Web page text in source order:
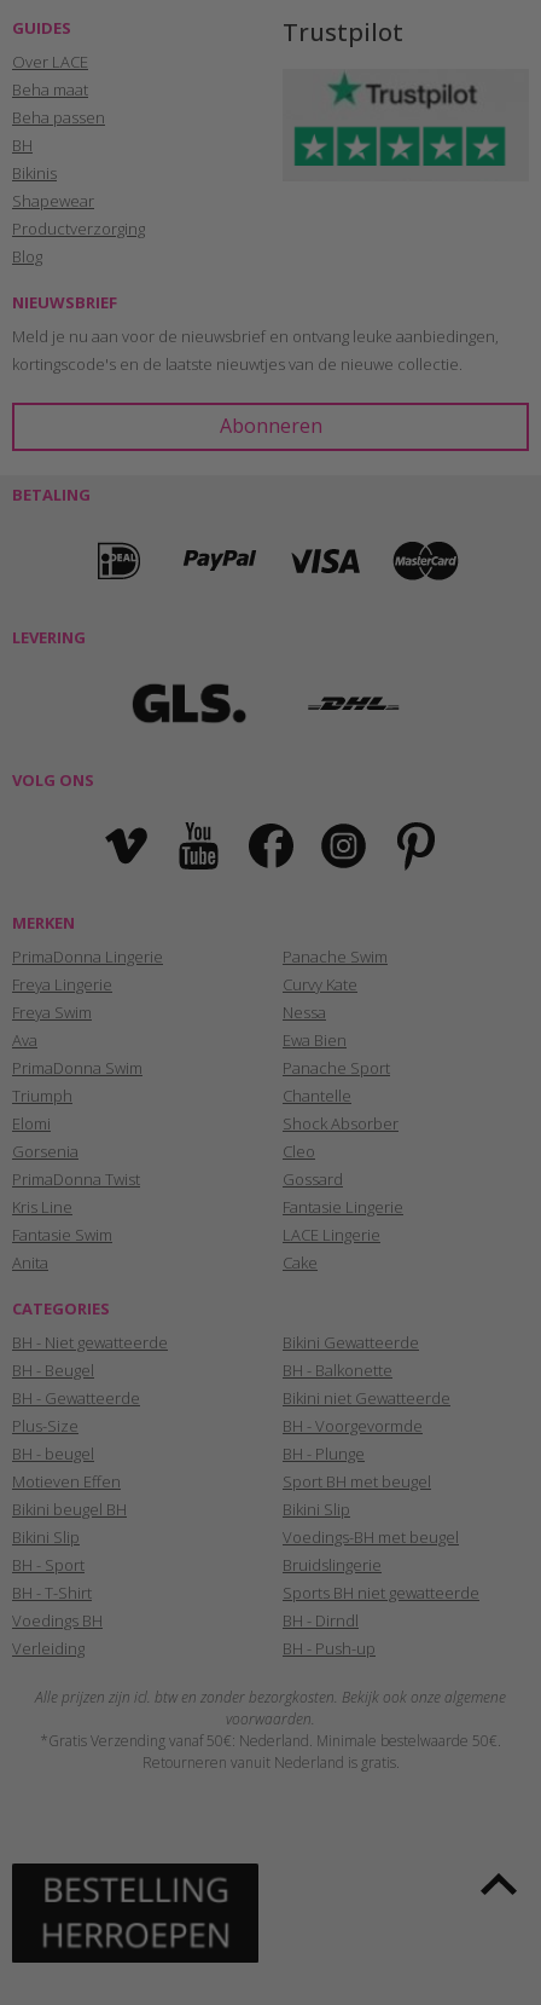
GUIDES
Over LACE
Beha maat
Beha passen
BH
Bikinis
Shapewear
Productverzorging
Blog
Trustpilot
NIEUWSBRIEF
Meld je nu aan voor de nieuwsbrief en ontvang leuke aanbiedingen,
kortingscode's en de laatste nieuwtjes van de nieuwe collectie.
BETALING
LEVERING
VOLG ONS
MERKEN
PrimaDonna Lingerie
Freya Lingerie
Freya Swim
Ava
PrimaDonna Swim
Triumph
Elomi
Gorsenia
PrimaDonna Twist
Kris Line
Fantasie Swim
Anita
Panache Swim
Curvy Kate
Nessa
Ewa Bien
Panache Sport
Chantelle
Shock Absorber
Cleo
Gossard
Fantasie Lingerie
LACE Lingerie
Cake
CATEGORIES
BH - Niet gewatteerde
BH - Beugel
BH - Gewatteerde
Plus-Size
BH - beugel
Motieven Effen
Bikini beugel BH
Bikini Slip
BH - Sport
BH - T-Shirt
Voedings BH
Verleiding
Bikini Gewatteerde
BH - Balkonette
Bikini niet Gewatteerde
BH - Voorgevormde
BH - Plunge
Sport BH met beugel
Bikini Slip
Voedings-BH met beugel
Bruidslingerie
Sports BH niet gewatteerde
BH - Dirndl
BH - Push-up
Alle prijzen zijn icl. btw en zonder bezorgkosten. Bekijk ook onze algemene
voorwaarden.
*Gratis Verzending vanaf 50€: Nederland. Minimale bestelwaarde 50€.
Retourneren vanuit Nederland is gratis.